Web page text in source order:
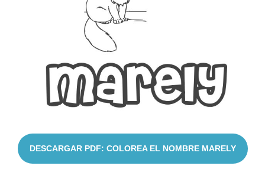
DESCARGAR PDF: COLOREA EL NOMBRE MARELY